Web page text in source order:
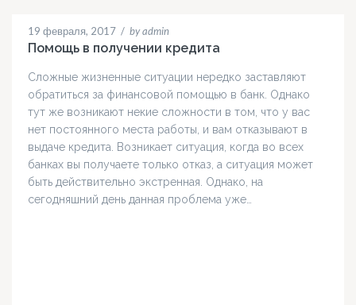
19 февраля, 2017 / by admin
Помощь в получении кредита
Сложные жизненные ситуации нередко заставляют
обратиться за финансовой помощью в банк. Однако
тут же возникают некие сложности в том, что у вас
нет постоянного места работы, и вам отказывают в
выдаче кредита. Возникает ситуация, когда во всех
банках вы получаете только отказ, а ситуация может
быть действительно экстренная. Однако, на
сегодняшний день данная проблема уже…